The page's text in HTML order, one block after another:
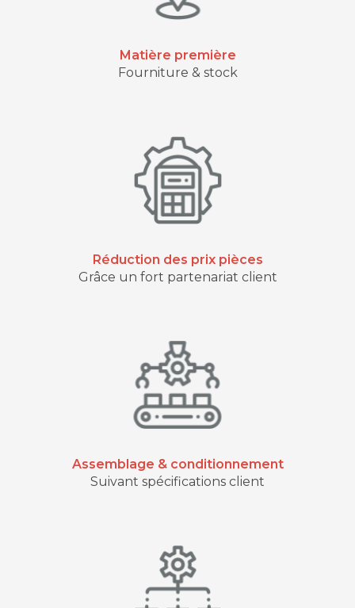
Matière première
Fourniture & stock
Réduction des prix pièces
Grâce un fort partenariat client
Assemblage & conditionnement
Suivant spécifications client